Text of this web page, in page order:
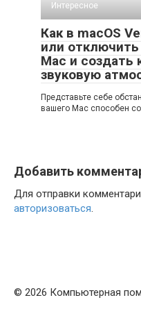
Интересное
Как в macOS
или отключить
Mac и
звуковую
Представьте себе
вашего Mac способен
Добавить
Для отправки
авторизоваться.
© 2026 Компьютерная